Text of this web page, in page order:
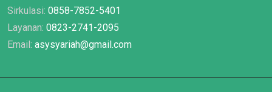
Sirkulasi: 0858-7852-5401
Layanan: 0823-2741-2095
Email: asysyariah@gmail.com